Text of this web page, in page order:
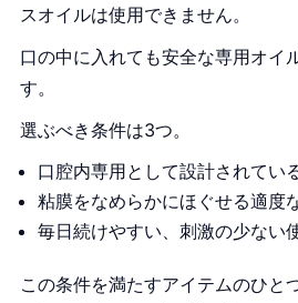
スオイルは使用できません。
口の中に入れても安全な専用オイ
す。
選ぶべき条件は3つ。
口腔内専用として設計されてい
粘膜をなめらかにほぐせる適度
毎日続けやすい、刺激の少ない
この条件を満たすアイテムのひと